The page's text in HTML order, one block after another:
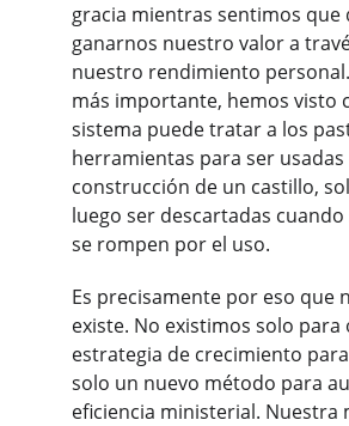
gracia mientras sentimos que
ganarnos nuestro valor a
nuestro rendimiento
más importante, hemos visto
sistema puede tratar a los
herramientas para ser usadas
construcción de un castillo,
luego ser descartadas cuando
se rompen por el uso.
Es precisamente por eso que
existe. No existimos solo
estrategia de crecimiento
solo un nuevo método para
eficiencia ministerial. Nuestra